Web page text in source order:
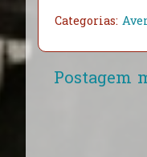
Categorias:
Postagem